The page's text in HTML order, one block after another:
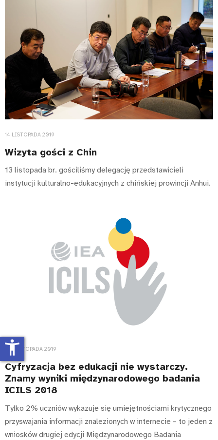
14 LISTOPADA 2019
Wizyta gości z Chin
13 listopada br. gościliśmy delegację przedstawicieli
instytucji kulturalno-edukacyjnych z chińskiej prowincji Anhui.
08 LISTOPADA 2019
Cyfryzacja bez edukacji nie wystarczy.
Znamy wyniki międzynarodowego badania
ICILS 2018
Tylko 2% uczniów wykazuje się umiejętnościami krytycznego
przyswajania informacji znalezionych w internecie – to jeden z
wniosków drugiej edycji Międzynarodowego Badania
accessibility_new